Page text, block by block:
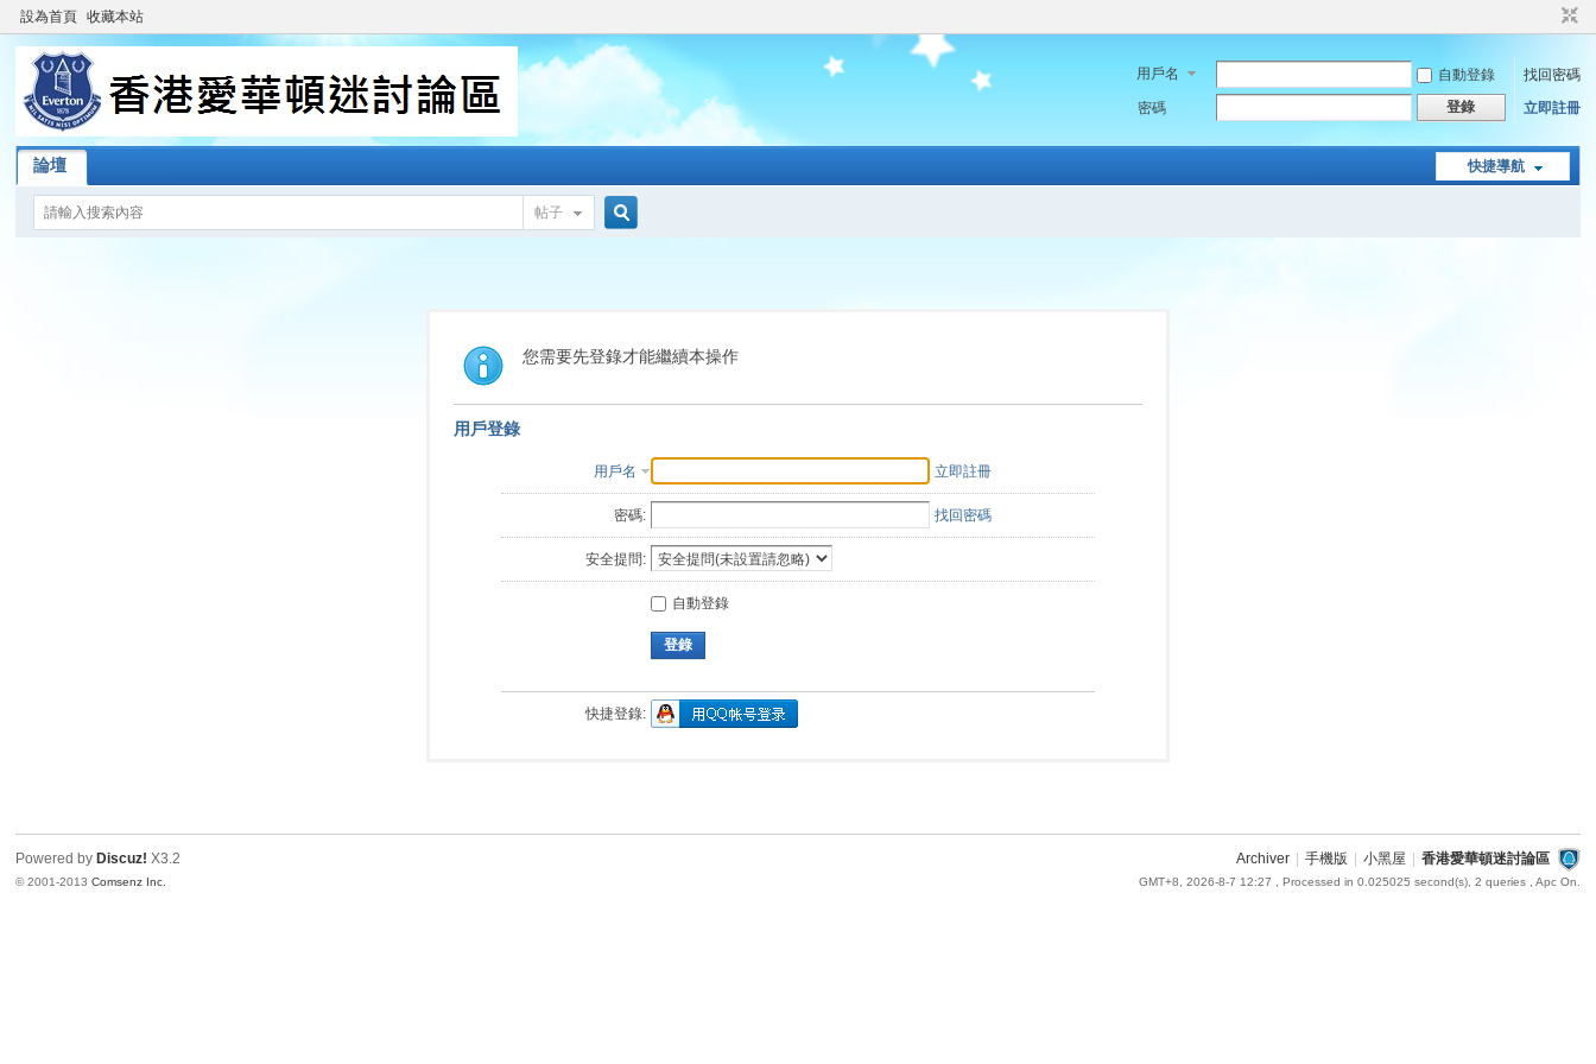
設為首頁 收藏本站
用戶名 自動登錄
找回密碼
密碼
登錄 立即註冊
快捷導航
論壇
帖子
索
您需要先登錄才能繼續本操作
用戶登錄
用戶名 立即註冊
密碼: 找回密碼
安全提問:
自動登錄
登錄
快捷登錄:
Archiver 手機版 小黑屋 香港愛華頓迷討論區
GMT+8, 2026-8-7 12:27 , Processed in 0.025025 second(s), 2 queries , Apc On.
Powered by Discuz! X3.2
© 2001-2013Comsenz Inc.